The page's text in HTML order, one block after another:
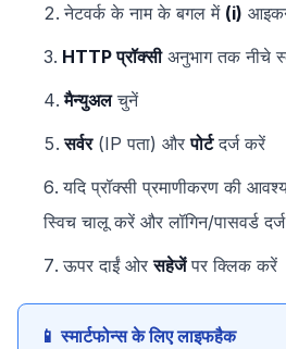
नेटवर्क के नाम के बगल में (i)
HTTP प्रॉक्सीअनुभाग तक नीचे
मैन्युअलचुनें
सर्वर(IP पता) औरपोर्टदर्ज करें
यदि प्रॉक्सी प्रमाणीकरण की
स्विच चालू करें और लॉगिन/पासवर्ड
ऊपर दाईं ओरसहेजेंपर क्लिक करें
📱 स्मार्टफोन्स के लिए लाइफहैक